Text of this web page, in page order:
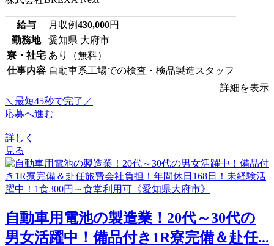
給与 月収例430,000円
勤務地
愛知県 大府市
寮・社宅 あり（無料）
仕事内容 自動車系工場での検査・検品製造スタッフ
詳細を表示
＼最短45秒で完了／
応募へ進む
詳しく
見る
自動車用電池の製造業！20代～30代の
男女活躍中！備品付き1R寮完備＆赴任...